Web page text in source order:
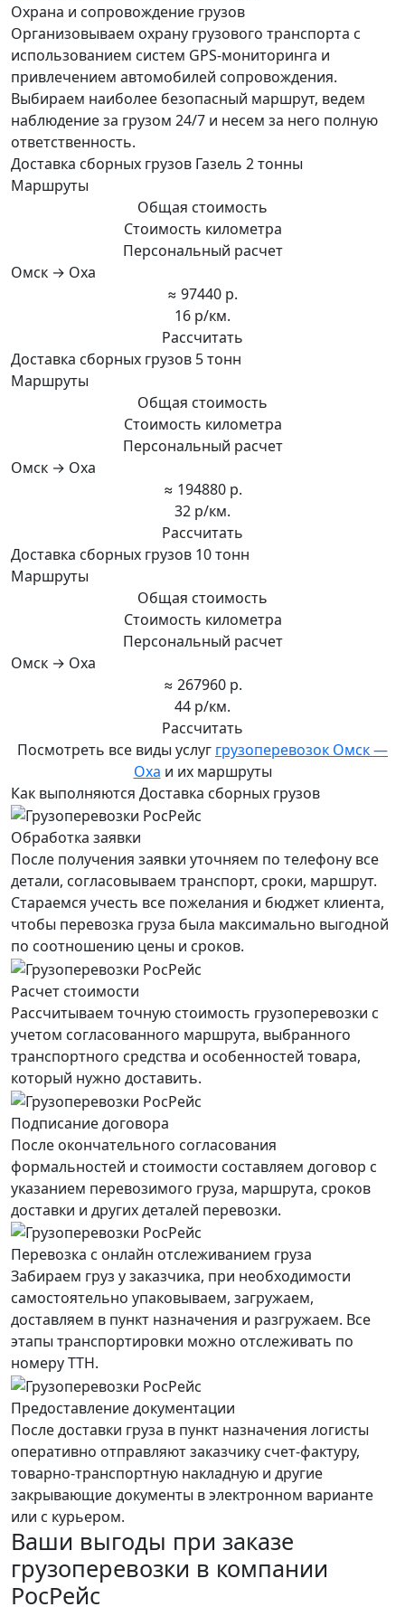
Охрана и сопровождение грузов
Организовываем охрану грузового транспорта с
использованием систем GPS-мониторинга и
привлечением автомобилей сопровождения.
Выбираем наиболее безопасный маршрут, ведем
наблюдение за грузом 24/7 и несем за него полную
ответственность.
Доставка сборных грузов Газель 2 тонны
Маршруты
Общая стоимость
Стоимость километра
Персональный расчет
Омск → Оха
≈ 97440 р.
16 р/км.
Рассчитать
Доставка сборных грузов 5 тонн
Маршруты
Общая стоимость
Стоимость километра
Персональный расчет
Омск → Оха
≈ 194880 р.
32 р/км.
Рассчитать
Доставка сборных грузов 10 тонн
Маршруты
Общая стоимость
Стоимость километра
Персональный расчет
Омск → Оха
≈ 267960 р.
44 р/км.
Рассчитать
Посмотреть все виды услуг грузоперевозок Омск —
Оха и их маршруты
Как выполняются Доставка сборных грузов
Обработка заявки
После получения заявки уточняем по телефону все
детали, согласовываем транспорт, сроки, маршрут.
Стараемся учесть все пожелания и бюджет клиента,
чтобы перевозка груза была максимально выгодной
по соотношению цены и сроков.
Расчет стоимости
Рассчитываем точную стоимость грузоперевозки с
учетом согласованного маршрута, выбранного
транспортного средства и особенностей товара,
который нужно доставить.
Подписание договора
После окончательного согласования
формальностей и стоимости составляем договор с
указанием перевозимого груза, маршрута, сроков
доставки и других деталей перевозки.
Перевозка с онлайн отслеживанием груза
Забираем груз у заказчика, при необходимости
самостоятельно упаковываем, загружаем,
доставляем в пункт назначения и разгружаем. Все
этапы транспортировки можно отслеживать по
номеру ТТН.
Предоставление документации
После доставки груза в пункт назначения логисты
оперативно отправляют заказчику счет-фактуру,
товарно-транспортную накладную и другие
закрывающие документы в электронном варианте
или с курьером.
Ваши выгоды при заказе
грузоперевозки в компании
РосРейс